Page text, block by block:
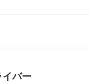
イバー